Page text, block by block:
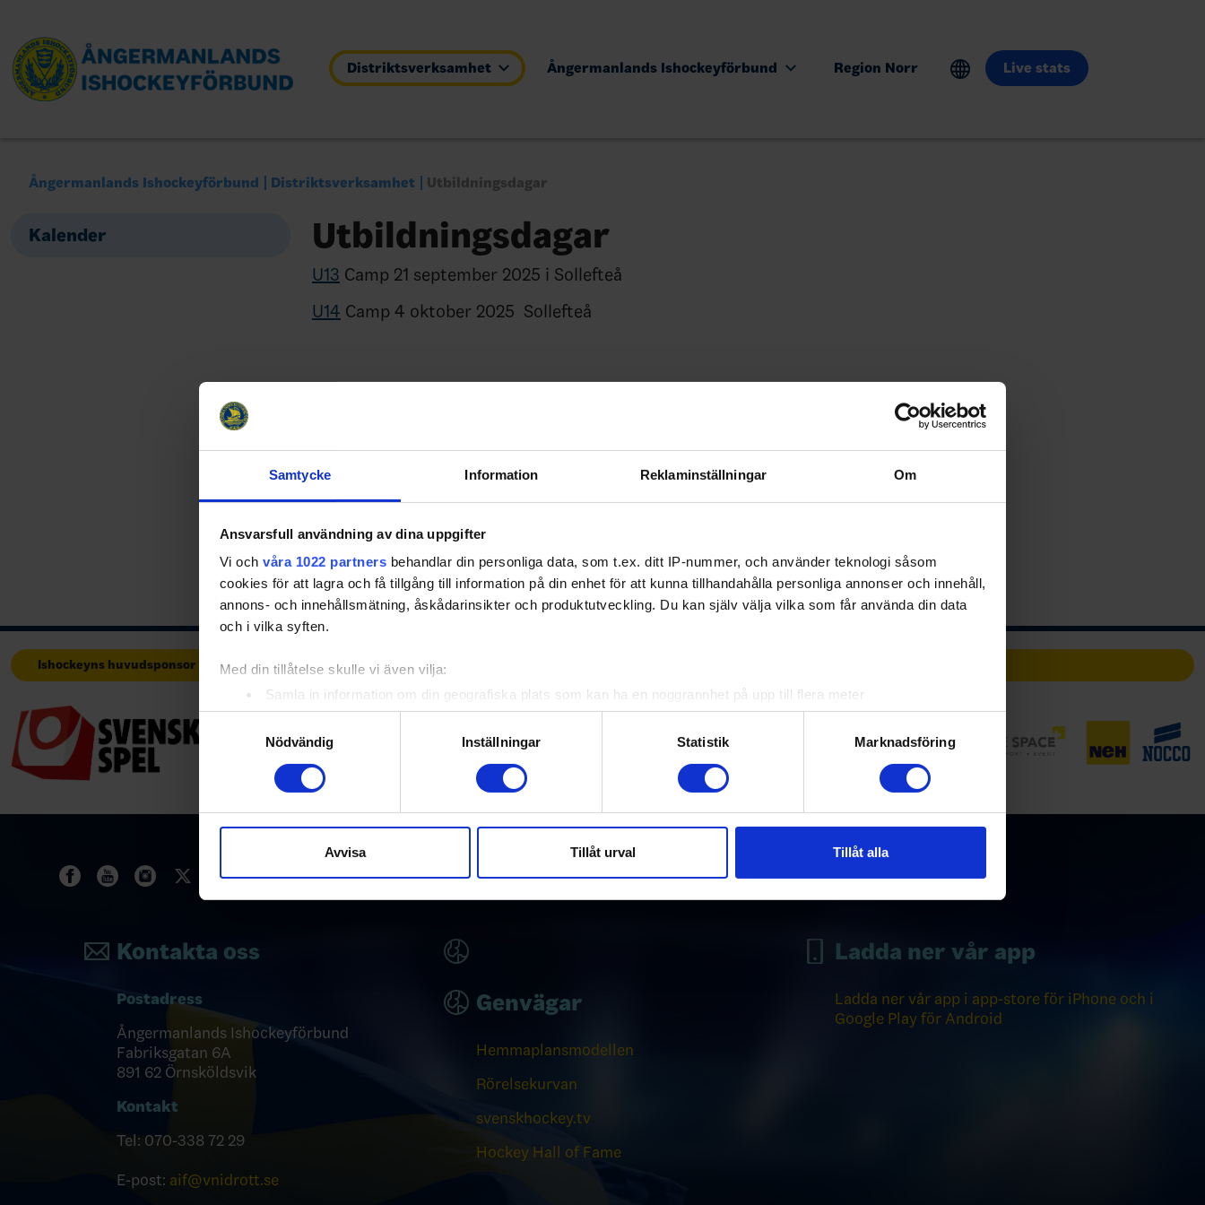
Samtycke Information Reklaminställningar Om
Ansvarsfull användning av dina uppgifter
Vi och våra 1022 partners behandlar din personliga data, som t.ex. ditt IP-nummer, och använder teknologi såsom
cookies för att lagra och få tillgång till information på din enhet för att kunna tillhandahålla personliga annonser och innehåll,
annons- och innehållsmätning, åskådarinsikter och produktutveckling. Du kan själv välja vilka som får använda din data
och i vilka syften.
Med din tillåtelse skulle vi även vilja:
Samla in information om din geografiska plats som kan ha en noggrannhet på upp till flera meter
Identifiera din enhet genom att aktivt skanna den för specifika kännetecken (fingeravtryck)
Ta reda på mer om hur dina personliga uppgifter behandlas och ställ in dina preferenser i
detaljsektionen. Du kan ändra
eller dra tillbaka ditt samtycke när som helst från cookie-förklaringen.
sociala medier och analysera vår trafik. Vi vidarebefordrar även sådana identifierare och annan information från din enhet
till de sociala medier och annons- och analysföretag som vi samarbetar med. Dessa kan i sin tur kombinera informationen
Samtyckesval
Nödvändig
Inställningar Statistik Marknadsföring
Avvisa Tillåt urval Tillåt alla
Distriktsverksamhet Ångermanlands Ishockeyförbund Region Norr Live stats
Ångermanlands Ishockeyförbund Distriktsverksamhet Utbildningsdagar
Kalender Utbildningsdagar
U13 Camp 21 september 2025 i Sollefteå
U14 Camp 4 oktober 2025 Sollefteå
ShareFacebook
TwitterEmailPrint
Ishockeyns huvudsponsor Huvudpartners
Kontakta oss
Postadress
Ångermanlands Ishockeyförbund
Fabriksgatan 6A
891 62 Örnsköldsvik
Kontakt
Tel: 070-338 72 29
E-post: aif@vnidrott.se
Genvägar
Hemmaplansmodellen
Rörelsekurvan
svenskhockey.tv
Hockey Hall of Fame
Ladda ner vår app
Ladda ner vår app i app-store för iPhone och i
Google Play för Android